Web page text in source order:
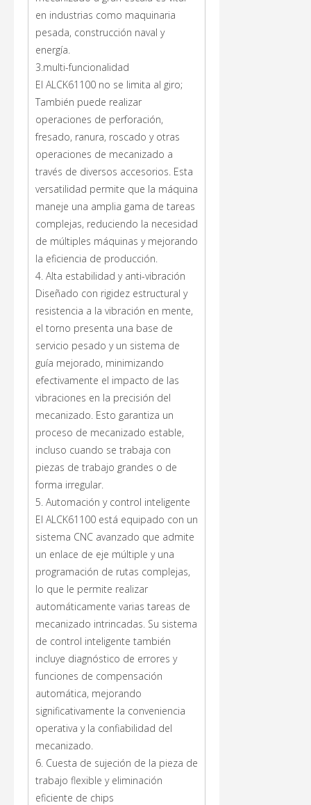
en industrias como maquinaria
pesada, construcción naval y
energía.
3.multi-funcionalidad
El ALCK61100 no se limita al giro;
También puede realizar
operaciones de perforación,
fresado, ranura, roscado y otras
operaciones de mecanizado a
través de diversos accesorios. Esta
versatilidad permite que la máquina
maneje una amplia gama de tareas
complejas, reduciendo la necesidad
de múltiples máquinas y mejorando
la eficiencia de producción.
4. Alta estabilidad y anti-vibración
Diseñado con rigidez estructural y
resistencia a la vibración en mente,
el torno presenta una base de
servicio pesado y un sistema de
guía mejorado, minimizando
efectivamente el impacto de las
vibraciones en la precisión del
mecanizado. Esto garantiza un
proceso de mecanizado estable,
incluso cuando se trabaja con
piezas de trabajo grandes o de
forma irregular.
5. Automación y control inteligente
El ALCK61100 está equipado con un
sistema CNC avanzado que admite
un enlace de eje múltiple y una
programación de rutas complejas,
lo que le permite realizar
automáticamente varias tareas de
mecanizado intrincadas. Su sistema
de control inteligente también
incluye diagnóstico de errores y
funciones de compensación
automática, mejorando
significativamente la conveniencia
operativa y la confiabilidad del
mecanizado.
6. Cuesta de sujeción de la pieza de
trabajo flexible y eliminación
eficiente de chips